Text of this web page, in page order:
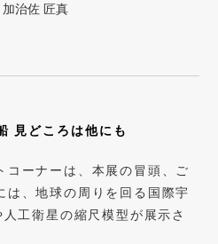
治佐 匠真
見どころは他にも
コーナーは、本展の冒頭、ご
は、地球の周りを回る国際宇
工衛星の縮尺模型が展示さ